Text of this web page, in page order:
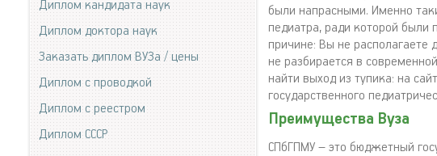
были напрасными. Именно
педиатра, ради которой были
причине: Вы не располагаете
не разбирается в
найти выход из тупика: на
государственного
Преимущества Вуза
СПбГПМУ – это бюджетный
Диплом кандидата наук
Диплом доктора наук
Заказать диплом ВУЗа / цены
Диплом с проводкой
Диплом с реестром
Диплом СССР